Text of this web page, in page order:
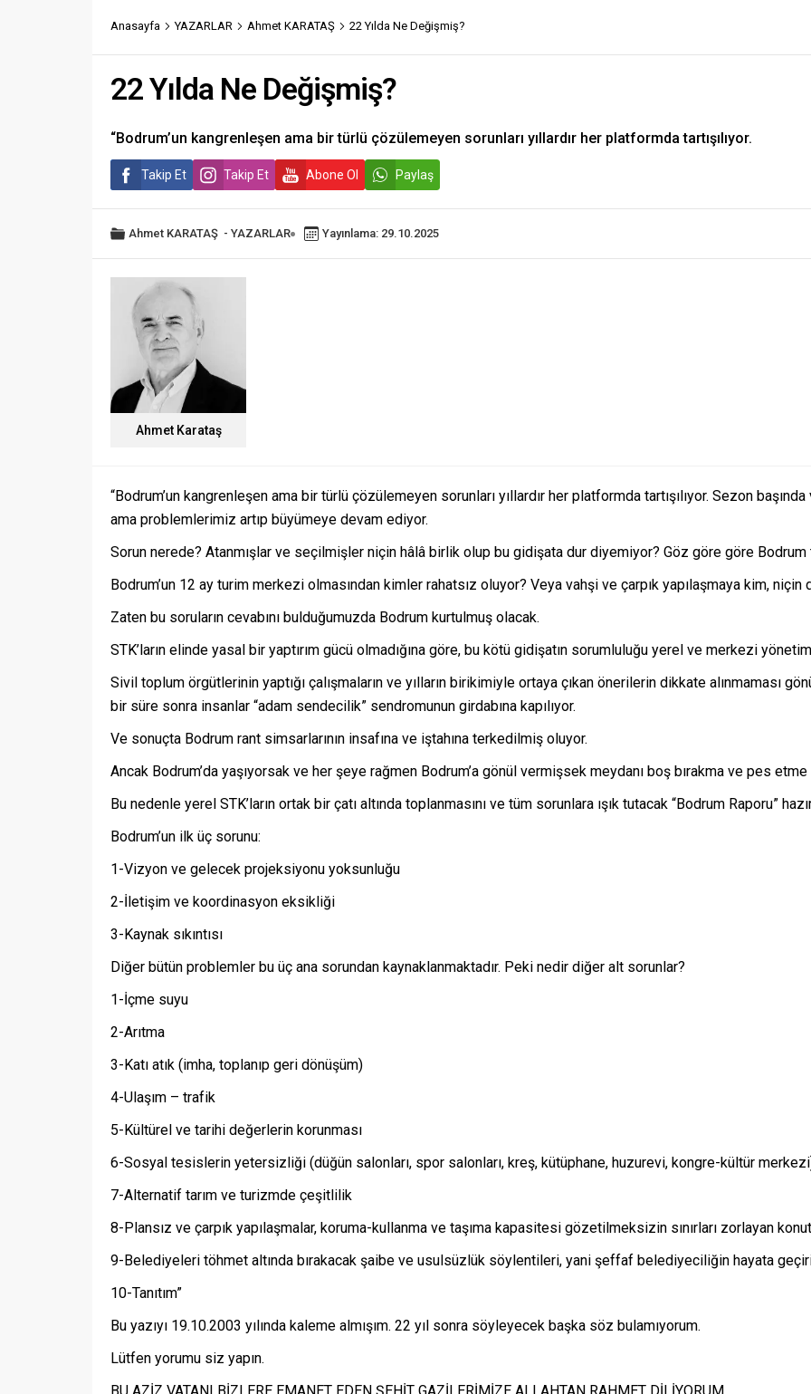
Anasayfa YAZARLAR Ahmet KARATAŞ 22 Yılda Ne Değişmiş?
22 Yılda Ne Değişmiş?
“Bodrum’un kangrenleşen ama bir türlü çözülemeyen sorunları yıllardır her platformda tartışılıyor.
Takip Et Takip Et Abone Ol Paylaş
Ahmet KARATAŞ - YAZARLAR Yayınlama: 29.10.2025
Ahmet Karataş
“Bodrum’un kangrenleşen ama bir türlü çözülemeyen sorunları yıllardır her platformda tartışılıyor. Sezon
ama problemlerimiz artıp büyümeye devam ediyor.
Sorun nerede? Atanmışlar ve seçilmişler niçin hâlâ birlik olup bu gidişata dur diyemiyor? Göz göre göre
Bodrum’un 12 ay turim merkezi olmasından kimler rahatsız oluyor? Veya vahşi ve çarpık yapılaşmaya kim, niçin
Zaten bu soruların cevabını bulduğumuzda Bodrum kurtulmuş olacak.
STK’ların elinde yasal bir yaptırım gücü olmadığına göre, bu kötü gidişatın sorumluluğu yerel ve merkezi
Sivil toplum örgütlerinin yaptığı çalışmaların ve yılların birikimiyle ortaya çıkan önerilerin dikkate alınmaması
bir süre sonra insanlar “adam sendecilik” sendromunun girdabına kapılıyor.
Ve sonuçta Bodrum rant simsarlarının insafına ve iştahına terkedilmiş oluyor.
Ancak Bodrum’da yaşıyorsak ve her şeye rağmen Bodrum’a gönül vermişsek meydanı boş bırakma ve pes
Bu nedenle yerel STK’ların ortak bir çatı altında toplanmasını ve tüm sorunlara ışık tutacak “Bodrum Raporu”
Bodrum’un ilk üç sorunu:
1-Vizyon ve gelecek projeksiyonu yoksunluğu
2-İletişim ve koordinasyon eksikliği
3-Kaynak sıkıntısı
Diğer bütün problemler bu üç ana sorundan kaynaklanmaktadır. Peki nedir diğer alt sorunlar?
1-İçme suyu
2-Arıtma
3-Katı atık (imha, toplanıp geri dönüşüm)
4-Ulaşım – trafik
5-Kültürel ve tarihi değerlerin korunması
6-Sosyal tesislerin yetersizliği (düğün salonları, spor salonları, kreş, kütüphane, huzurevi, kongre-kültür
7-Alternatif tarım ve turizmde çeşitlilik
8-Plansız ve çarpık yapılaşmalar, koruma-kullanma ve taşıma kapasitesi gözetilmeksizin sınırları zorlayan
9-Belediyeleri töhmet altında bırakacak şaibe ve usulsüzlük söylentileri, yani şeffaf belediyeciliğin hayata
10-Tanıtım”
Bu yazıyı 19.10.2003 yılında kaleme almışım. 22 yıl sonra söyleyecek başka söz bulamıyorum.
Lütfen yorumu siz yapın.